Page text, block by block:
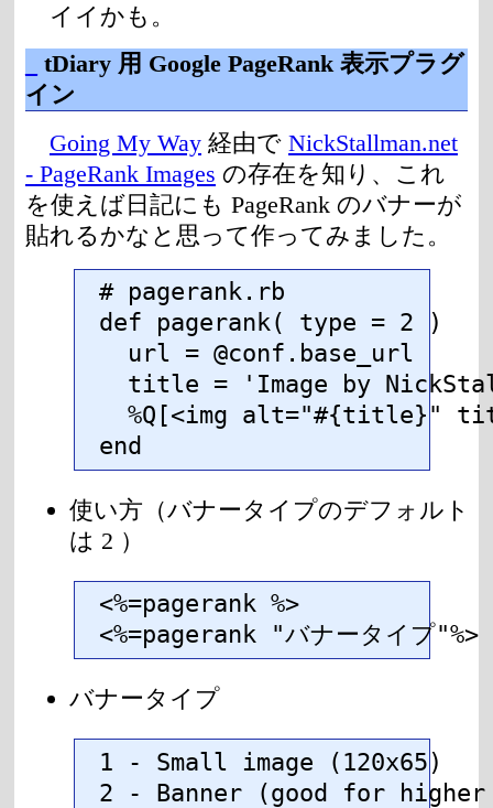
イイかも。
tDiary 用 Google PageRank 表示プラグ
イン
Going My Way 経由で NickStallman.net
- PageRank Images の存在を知り、これ
を使えば日記にも PageRank のバナーが
貼れるかなと思って作ってみました。
# pagerank.rb
def pagerank( type = 2 )
  url = @conf.base_url
title = 'Image by
%Q[<img alt="#{title}"
end
使い方（バナータイプのデフォルト
は 2 ）
<%=pagerank %>
<%=pagerank "バナータイプ"%>
バナータイプ
1 - Small image (120x65)
2 - Banner (good for